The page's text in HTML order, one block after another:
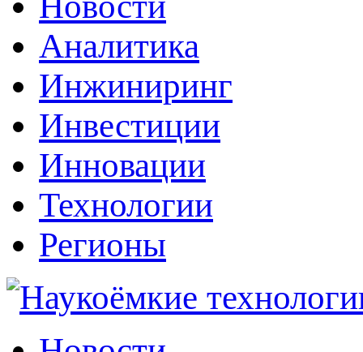
Аналитика
Инжиниринг
Инвестиции
Инновации
Технологии
Регионы
Наукоёмкие технологии: инжиниринг, инвестиции, инновации